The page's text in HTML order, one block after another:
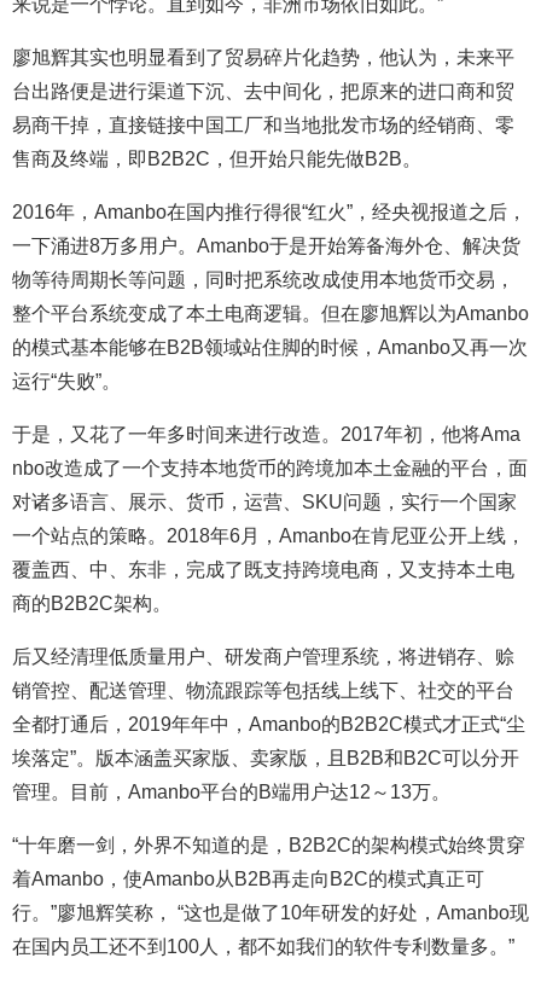
来说是一个悖论。直到如今，非洲市场依旧如此。”
廖旭辉其实也明显看到了贸易碎片化趋势，他认为，未来平
台出路便是进行渠道下沉、去中间化，把原来的进口商和贸
易商干掉，直接链接中国工厂和当地批发市场的经销商、零
售商及终端，即B2B2C，但开始只能先做B2B。
2016年，Amanbo在国内推行得很“红火”，经央视报道之后，
一下涌进8万多用户。Amanbo于是开始筹备海外仓、解决货
物等待周期长等问题，同时把系统改成使用本地货币交易，
整个平台系统变成了本土电商逻辑。但在廖旭辉以为Amanbo
的模式基本能够在B2B领域站住脚的时候，Amanbo又再一次
运行“失败”。
于是，又花了一年多时间来进行改造。2017年初，他将Ama
nbo改造成了一个支持本地货币的跨境加本土金融的平台，面
对诸多语言、展示、货币，运营、SKU问题，实行一个国家
一个站点的策略。2018年6月，Amanbo在肯尼亚公开上线，
覆盖西、中、东非，完成了既支持跨境电商，又支持本土电
商的B2B2C架构。
后又经清理低质量用户、研发商户管理系统，将进销存、赊
销管控、配送管理、物流跟踪等包括线上线下、社交的平台
全都打通后，2019年年中，Amanbo的B2B2C模式才正式“尘
埃落定”。版本涵盖买家版、卖家版，且B2B和B2C可以分开
管理。目前，Amanbo平台的B端用户达12～13万。
“十年磨一剑，外界不知道的是，B2B2C的架构模式始终贯穿
着Amanbo，使Amanbo从B2B再走向B2C的模式真正可
行。”廖旭辉笑称， “这也是做了10年研发的好处，Amanbo现
在国内员工还不到100人，都不如我们的软件专利数量多。”